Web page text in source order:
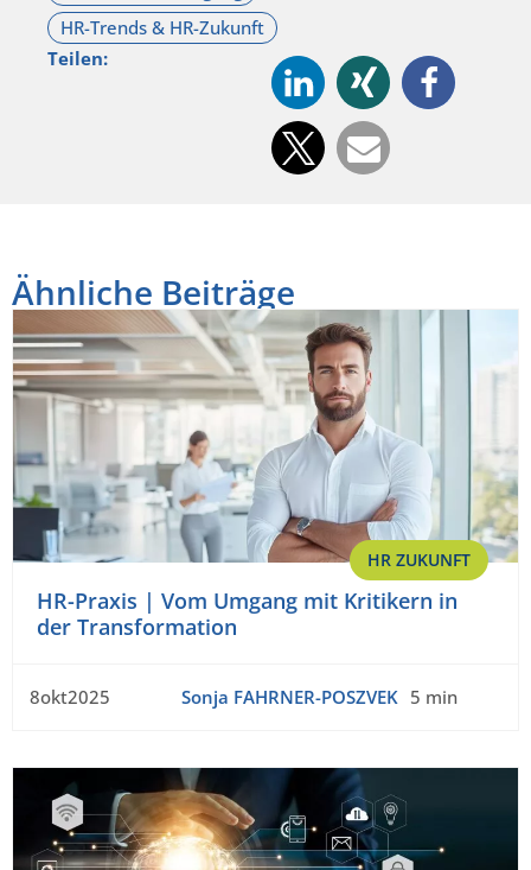
Teilen:
Ähnliche Beiträge
HR ZUKUNFT
HR-Praxis | Vom Umgang mit Kritikern in
der Transformation
8okt2025 Sonja FAHRNER-POSZVEK 5 min